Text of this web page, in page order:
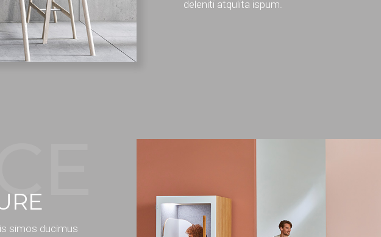
deleniti atqulita ispum.
simos ducimus